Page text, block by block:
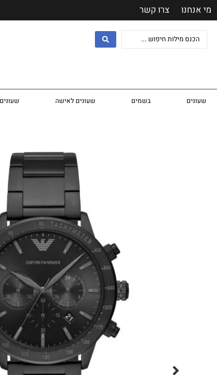
מי אנחנו צרו קשר
שעונים בשמים שעונים לאישה